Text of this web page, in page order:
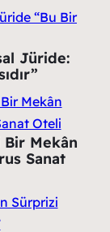
Jüride:
Bir Mekân
Sanat